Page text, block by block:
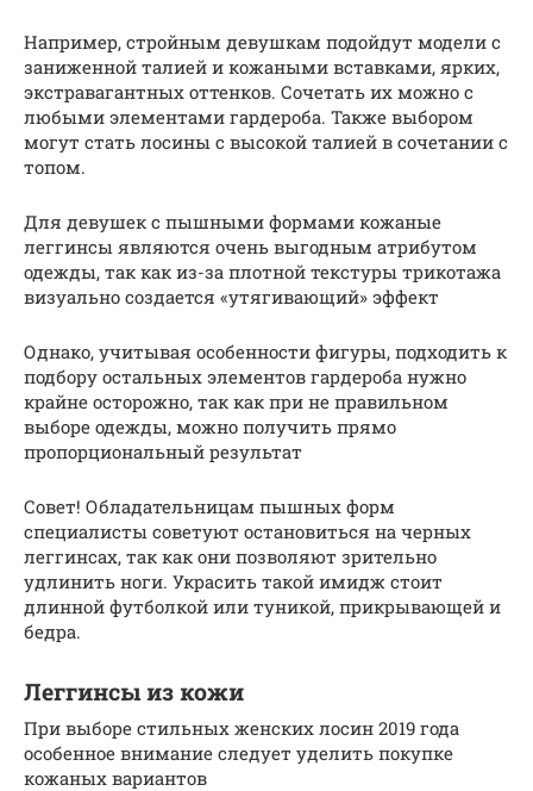
Например, стройным девушкам подойдут модели с
заниженной талией и кожаными вставками, ярких,
экстравагантных оттенков. Сочетать их можно с
любыми элементами гардероба. Также выбором
могут стать лосины с высокой талией в сочетании с
топом.
Для девушек с пышными формами кожаные
леггинсы являются очень выгодным атрибутом
одежды, так как из-за плотной текстуры трикотажа
визуально создается «утягивающий» эффект
Однако, учитывая особенности фигуры, подходить к
подбору остальных элементов гардероба нужно
крайне осторожно, так как при не правильном
выборе одежды, можно получить прямо
пропорциональный результат
Совет! Обладательницам пышных форм
специалисты советуют остановиться на черных
леггинсах, так как они позволяют зрительно
удлинить ноги. Украсить такой имидж стоит
длинной футболкой или туникой, прикрывающей и
бедра.
Леггинсы из кожи
При выборе стильных женских лосин 2019 года
особенное внимание следует уделить покупке
кожаных вариантов